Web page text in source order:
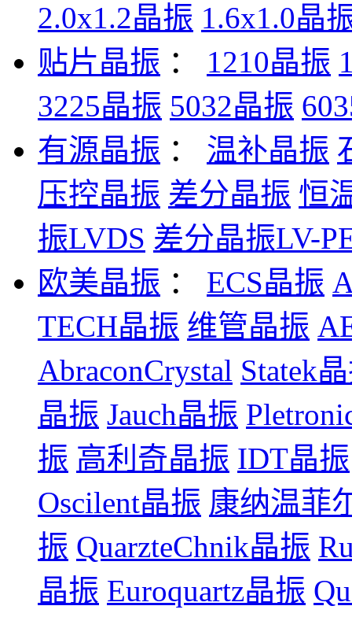
2.0x1.2晶振 1.6x1.0晶
贴片晶振 ： 1210晶振
3225晶振 5032晶振
有源晶振 ： 温补晶振
压控晶振 差分晶振 恒
振LVDS 差分晶振LV-
欧美晶振 ： ECS晶振
TECH晶振 维管晶振
AbraconCrystal Statek
晶振 Jauch晶振
振 高利奇晶振 IDT晶振
Oscilent晶振 康纳温菲
振 QuarzteChnik晶振
晶振 Euroquartz晶振